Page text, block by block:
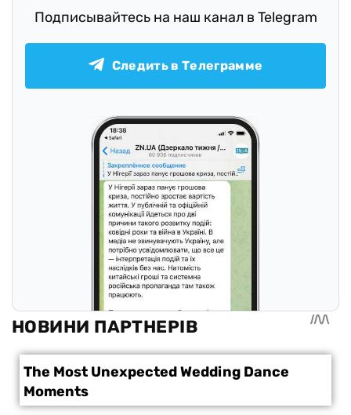
Подписывайтесь на наш канал в Telegram
Следить в Телеграмме